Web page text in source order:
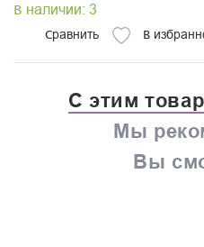
В наличии: 3
Сравнить В
С этим
Мы
Вы